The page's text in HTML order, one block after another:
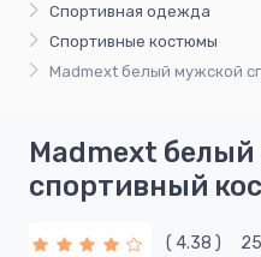
Спортивная одежда
Спортивные костюмы
Madmext белый мужской
Madmext
спортивный
( 4.38 )